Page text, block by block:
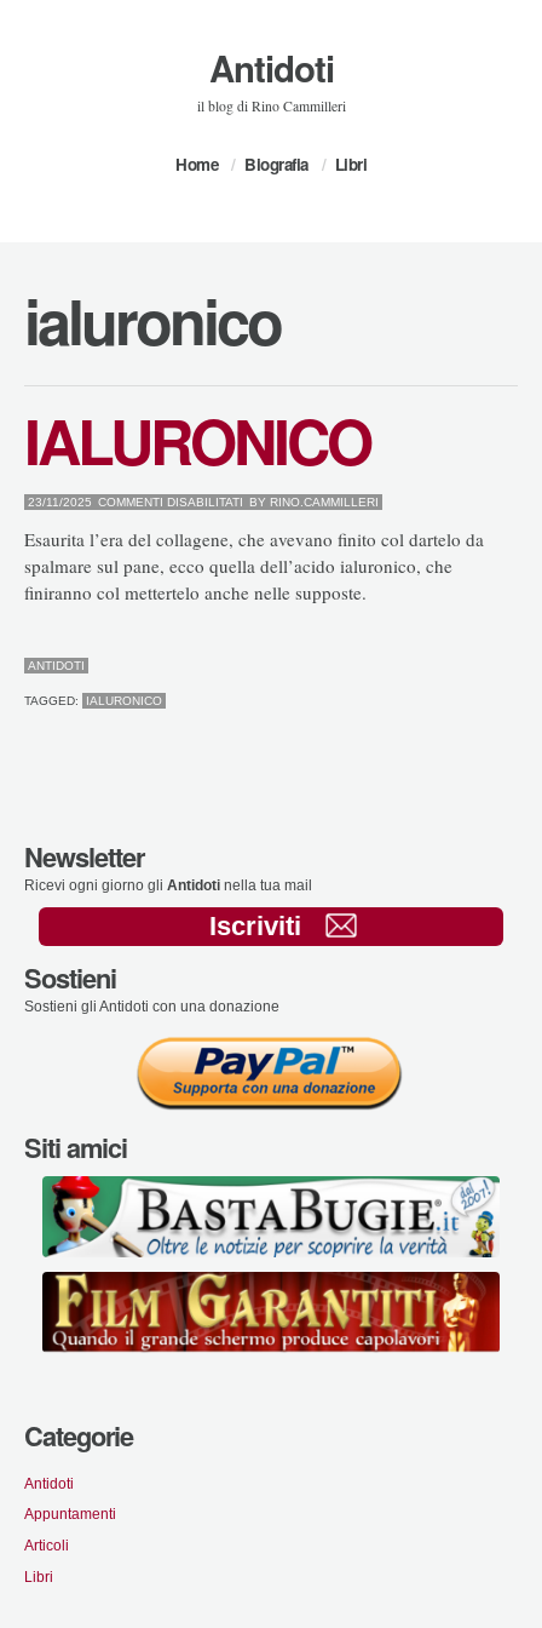
Antidoti
il blog di Rino Cammilleri
Home Biografia Libri
ialuronico
IALURONICO
23/11/2025 COMMENTI DISABILITATI SU
BY RINO.CAMMILLERI
Esaurita l’era del collagene, che avevano finito col dartelo da
spalmare sul pane, ecco quella dell’acido ialuronico, che
finiranno col mettertelo anche nelle supposte.
ANTIDOTI
TAGGED: IALURONICO
Newsletter
Ricevi ogni giorno gli Antidoti nella tua mail
Iscriviti
Sostieni
Sostieni gli Antidoti con una donazione
Siti amici
Categorie
Antidoti
Appuntamenti
Articoli
Libri